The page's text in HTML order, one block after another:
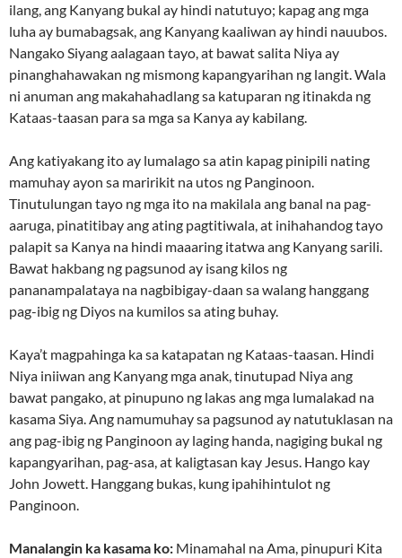
ilang, ang Kanyang bukal ay hindi natutuyo; kapag ang mga
luha ay bumabagsak, ang Kanyang kaaliwan ay hindi nauubos.
Nangako Siyang aalagaan tayo, at bawat salita Niya ay
pinanghahawakan ng mismong kapangyarihan ng langit. Wala
ni anuman ang makahahadlang sa katuparan ng itinakda ng
Kataas-taasan para sa mga sa Kanya ay kabilang.
Ang katiyakang ito ay lumalago sa atin kapag pinipili nating
mamuhay ayon sa maririkit na utos ng Panginoon.
Tinutulungan tayo ng mga ito na makilala ang banal na pag-
aaruga, pinatitibay ang ating pagtitiwala, at inihahandog tayo
palapit sa Kanya na hindi maaaring itatwa ang Kanyang sarili.
Bawat hakbang ng pagsunod ay isang kilos ng
pananampalataya na nagbibigay-daan sa walang hanggang
pag-ibig ng Diyos na kumilos sa ating buhay.
Kaya’t magpahinga ka sa katapatan ng Kataas-taasan. Hindi
Niya iniiwan ang Kanyang mga anak, tinutupad Niya ang
bawat pangako, at pinupuno ng lakas ang mga lumalakad na
kasama Siya. Ang namumuhay sa pagsunod ay natutuklasan na
ang pag-ibig ng Panginoon ay laging handa, nagiging bukal ng
kapangyarihan, pag-asa, at kaligtasan kay Jesus. Hango kay
John Jowett. Hanggang bukas, kung ipahihintulot ng
Panginoon.
Manalangin ka kasama ko: Minamahal na Ama, pinupuri Kita